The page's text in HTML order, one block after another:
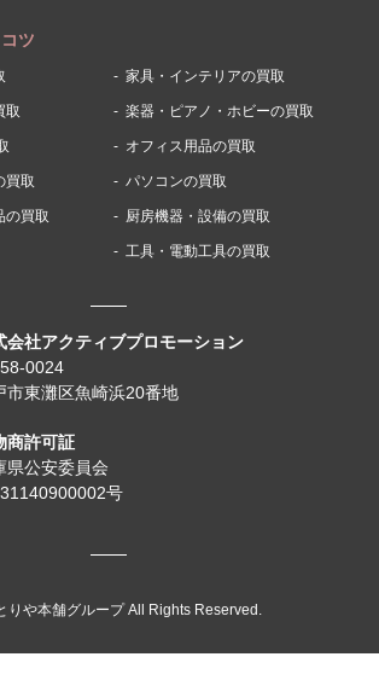
会社アクティブプロモーション
0024
市東灘区魚崎浜20番地
商許可証
県公安委員会
号
ツ
家具・インテリアの買取
取 楽器・ピアノ・ホビーの買取
オフィス用品の買取
買取 パソコンの買取
の買取 厨房機器・設備の買取
工具・電動工具の買取
りや本舗グループ All Rights Reserved.